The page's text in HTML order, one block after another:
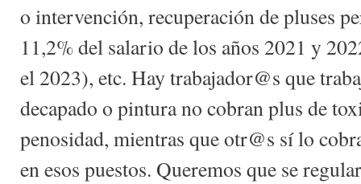
o intervención, recuperación de pluses
11,2% del salario de los años 2021 y
el 2023), etc. Hay trabajador@s que
decapado o pintura no cobran plus de
penosidad, mientras que otr@s sí lo
en esos puestos. Queremos que se